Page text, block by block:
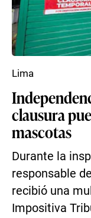
clausura
mascotas
Durante la
responsable
recibió una
Impositiva
Lima